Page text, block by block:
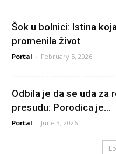
Šok u bolnici: Istina
promenila život
Portal - February 5, 2026
Odbila je da se uda za
presudu: Porodica je...
Portal - June 3, 2026